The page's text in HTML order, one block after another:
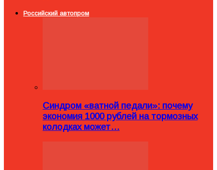
Российский автопром
Синдром «ватной педали»: почему
экономия 1000 рублей на тормозных
колодках может…